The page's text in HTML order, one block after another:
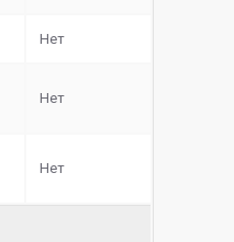
Нет
Нет
Нет